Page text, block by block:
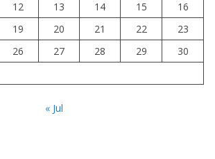
12 13 14 15
16
19 20 21 22
23
26 27 28 29
30
« Jul